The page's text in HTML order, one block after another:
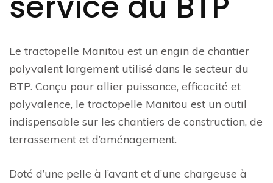
Le tractopelle Manitou est un engin de chantier
polyvalent largement utilisé dans le secteur du
BTP. Conçu pour allier puissance, efficacité et
polyvalence, le tractopelle Manitou est un outil
indispensable sur les chantiers de construction, de
terrassement et d’aménagement.
Doté d’une pelle à l’avant et d’une chargeuse à